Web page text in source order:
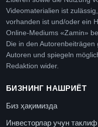
Videomaterialien ist
vorhanden ist und/oder ein
Online-Mediums «Zamin»
Die in den
Autoren und spiegeln
Redaktion wider.
БИЗНИНГ НАШРИЁТ
Биз ҳақимизда
Инвесторлар учун таклиф